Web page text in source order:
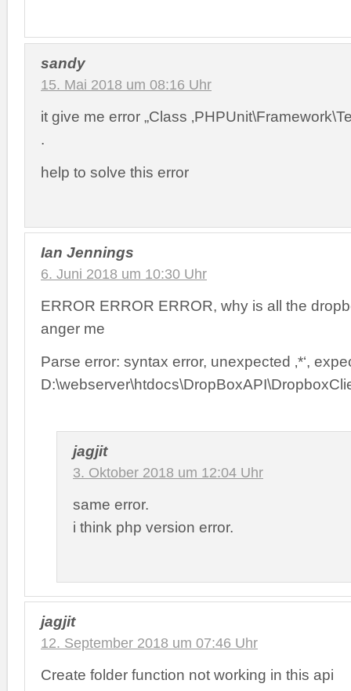
sandy
15. Mai 2018 um 08:16 Uhr
it give me error „Class
.
help to solve this error
Ian Jennings
6. Juni 2018 um 10:30 Uhr
ERROR ERROR ERROR, why is all the
anger me
Parse error: syntax error, unexpected ‚*‘,
jagjit
3. Oktober 2018 um 12:04 Uhr
same error.
i think php version error.
jagjit
12. September 2018 um 07:46 Uhr
Create folder function not working in this api